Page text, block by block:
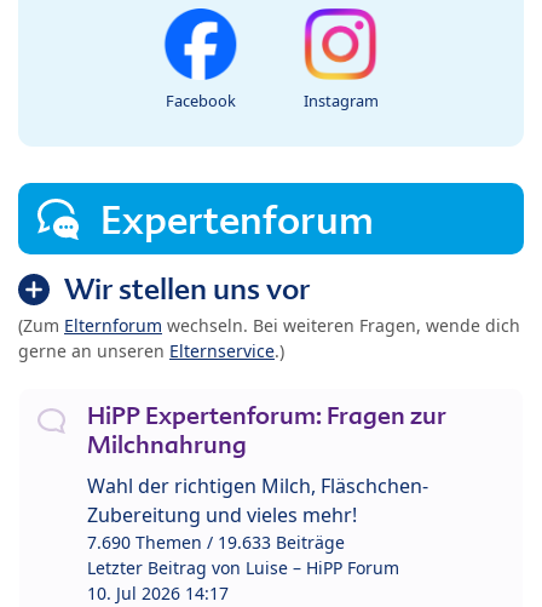
Facebook Instagram
Expertenforum
Wir stellen uns vor
(Zum Elternforum wechseln. Bei weiteren Fragen, wende dich
gerne an unseren Elternservice.)
HiPP Expertenforum: Fragen zur
Milchnahrung
Wahl der richtigen Milch, Fläschchen-
Zubereitung und vieles mehr!
7.690 Themen / 19.633 Beiträge
Letzter Beitrag von Luise – HiPP Forum
10. Jul 2026 14:17